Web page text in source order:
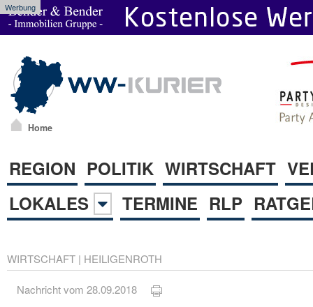
Werbung
Home
REGION POLITIK WIRTSCHAFT
LOKALES
TERMINE RLP
WIRTSCHAFT | HEILIGENROTH
Nachricht vom 28.09.2018